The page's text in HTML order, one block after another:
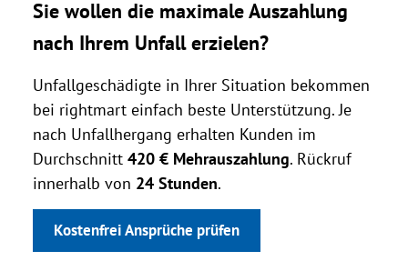
Sie wollen die maximale Auszahlung
nach Ihrem Unfall erzielen?
Unfallgeschädigte in Ihrer Situation bekommen
bei rightmart einfach beste Unterstützung. Je
nach Unfallhergang erhalten Kunden im
Durchschnitt 420 € Mehrauszahlung. Rückruf
innerhalb von 24 Stunden.
Kostenfrei Ansprüche prüfen